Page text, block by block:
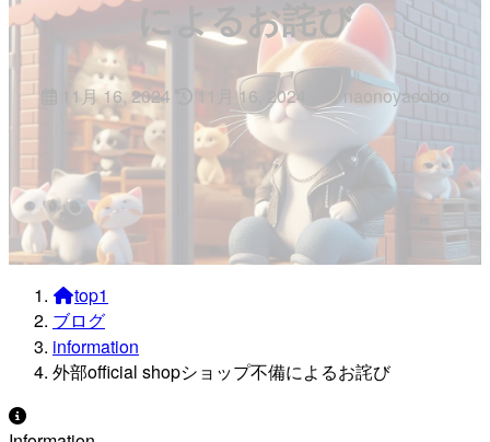
によるお詫び
11月 16, 2024
終
更
新
日
11月 16, 2024 naonoyacobo
top1
ブログ
information
外部official shopショップ不備によるお詫び